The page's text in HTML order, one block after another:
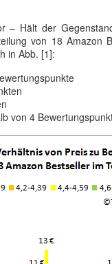
– Hält der
von 18 Amazon
in Abb. [1]:
von 4